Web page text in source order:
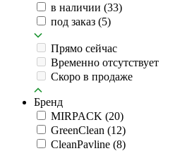
в наличии (33)
под заказ (5)
Прямо сейчас
Временно отсутствует
Скоро в продаже
Бренд
MIRPACK (20)
GreenClean (12)
CleanPavline (8)